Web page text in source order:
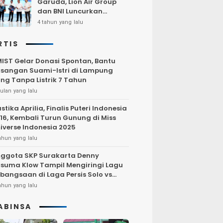
dan BNI Luncurkan
Program Terbang Hemat
4 tahun yang lalu
Gelar Donasi Spontan, Bantu
Suami-Istri di Lampung
Tanpa Listrik 7 Tahun
yang lalu
Aprilia, Finalis Puteri Indonesia
Kembali Turun Gunung di Miss
Indonesia 2025
yang lalu
SKP Surakarta Denny
Klow Tampil Mengiringi Lagu
di Laga Persis Solo vs
Jakarta
yang lalu